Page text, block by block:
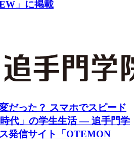
」に掲載
だった？ スマホでスピード
代」の学生生活 ― 追手門学
発信サイト「OTEMON